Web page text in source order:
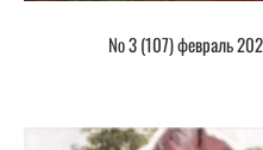
№ 3 (107) февраль